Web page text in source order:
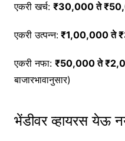
एकरी खर्च: ₹30,000 ते
एकरी उत्पन्न:₹1,00,000 ते
एकरी नफा: ₹50,000 ते
बाजारभावानुसार)
भेंडीवर व्हायरस येऊ